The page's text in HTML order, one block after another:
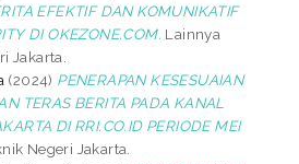
EFEKTIF DAN KOMUNIKATIF
DI OKEZONE.COM. Lainnya
Jakarta.
(2024) PENERAPAN KESESUAIAN
TERAS BERITA PADA KANAL
DI RRI.CO.ID PERIODE MEI
Negeri Jakarta.